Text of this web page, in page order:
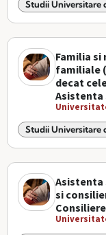
Studii Universitare
Familia
familiale
decat
Asistenta
Studii Universitare
Asistenta
si
Consiliere